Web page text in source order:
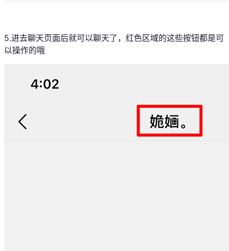
5.进去聊天页面后就可以聊天了，红色区域的这些按钮都是可
以操作的哦